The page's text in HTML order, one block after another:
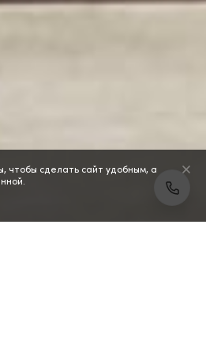
чтобы сделать сайт удобным, а